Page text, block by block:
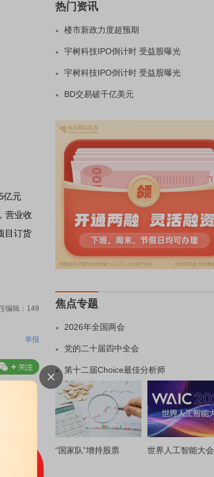
亿元
营业收
目订货
编辑：149
举报
热门资讯
楼市新政力度超预期
宇树科技IPO倒计时 受益股曝光
宇树科技IPO倒计时 受益股曝光
BD交易破千亿美元
焦点专题
2026年全国两会
党的二十届四中全会
第十二届Choice最佳分析师
“国家队”增持股票 世界人工智能大会